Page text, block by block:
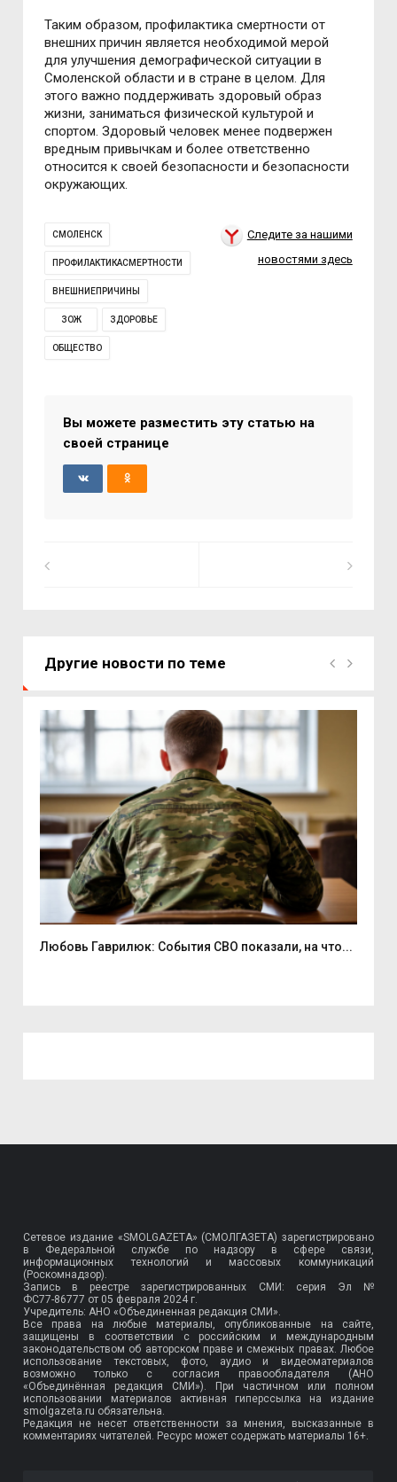
Таким образом, профилактика смертности от
внешних причин является необходимой мерой
для улучшения демографической ситуации в
Смоленской области и в стране в целом. Для
этого важно поддерживать здоровый образ
жизни, заниматься физической культурой и
спортом. Здоровый человек менее подвержен
вредным привычкам и более ответственно
относится к своей безопасности и безопасности
окружающих.
СМОЛЕНСК
ПРОФИЛАКТИКАСМЕРТНОСТИ
ВНЕШНИЕПРИЧИНЫ
ЗОЖ ЗДОРОВЬЕ
ОБЩЕСТВО
Следите за нашими
новостями здесь
Вы можете разместить эту статью на
своей странице
Другие новости по теме
Любовь Гаврилюк: События СВО показали, на что...
Сетевое издание «SMOLGAZETA» (СМОЛГАЗЕТА) зарегистрировано
в Федеральной службе по надзору в сфере связи,
информационных технологий и массовых коммуникаций
(Роскомнадзор).
Запись в реестре зарегистрированных СМИ: серия Эл №
ФС77-86777 от 05 февраля 2024 г.
Учредитель: АНО «Объединенная редакция СМИ».
Все права на любые материалы, опубликованные на сайте,
защищены в соответствии с российским и международным
законодательством об авторском праве и смежных правах. Любое
использование текстовых, фото, аудио и видеоматериалов
возможно только с согласия правообладателя (АНО
«Объединённая редакция СМИ»). При частичном или полном
использовании материалов активная гиперссылка на издание
smolgazeta.ru обязательна.
Редакция не несет ответственности за мнения, высказанные в
комментариях читателей. Ресурс может содержать материалы 16+.